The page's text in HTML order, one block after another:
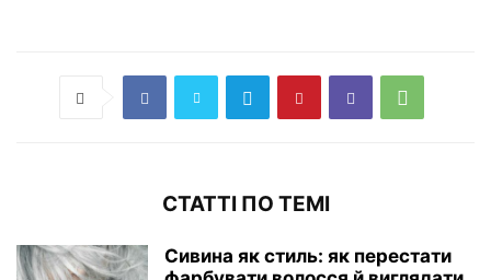
СТАТТІ ПО ТЕМІ
Сивина як стиль: як перестати